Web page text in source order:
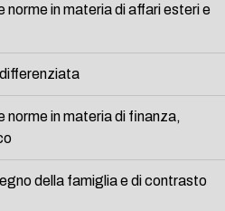
norme in materia di affari esteri e
differenziata
norme in materia di finanza,
della famiglia e di contrasto